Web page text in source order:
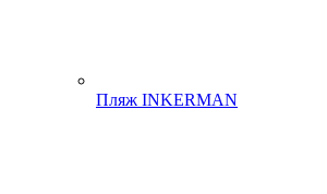
Пляж INKERMAN